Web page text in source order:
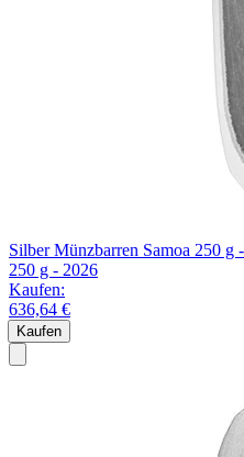
Silber Münzbarren Samoa 250 g
250 g - 2026
Kaufen:
636,64 €
Kaufen